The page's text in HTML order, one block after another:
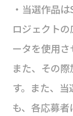
・当選作品
ロジェクト
ータを使用さ
また、その
す。また、
も、各応募